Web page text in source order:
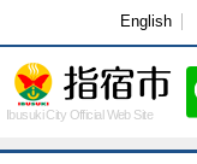
English
Ibusuki City Official Web Site